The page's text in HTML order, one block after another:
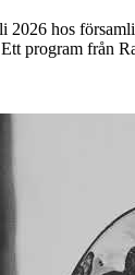
2026 hos
program från